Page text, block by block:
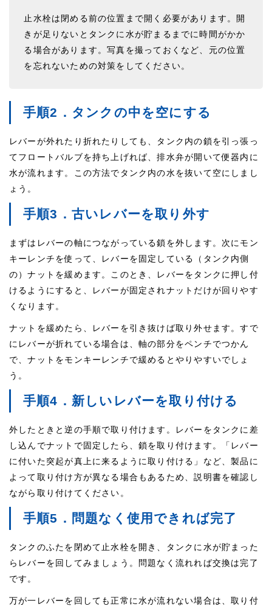
止水栓は閉める前の位置まで開く必要があります。開
きが足りないとタンクに水が貯まるまでに時間がかか
る場合があります。写真を撮っておくなど、元の位置
を忘れないための対策をしてください。
手順2．タンクの中を空にする
レバーが外れたり折れたりしても、タンク内の鎖を引っ張っ
てフロートバルブを持ち上げれば、排水弁が開いて便器内に
水が流れます。この方法でタンク内の水を抜いて空にしまし
ょう。
手順3．古いレバーを取り外す
まずはレバーの軸につながっている鎖を外します。次にモン
キーレンチを使って、レバーを固定している（タンク内側
の）ナットを緩めます。このとき、レバーをタンクに押し付
けるようにすると、レバーが固定されナットだけが回りやす
くなります。
ナットを緩めたら、レバーを引き抜けば取り外せます。すで
にレバーが折れている場合は、軸の部分をペンチでつかん
で、ナットをモンキーレンチで緩めるとやりやすいでしょ
う。
手順4．新しいレバーを取り付ける
外したときと逆の手順で取り付けます。レバーをタンクに差
し込んでナットで固定したら、鎖を取り付けます。「レバー
に付いた突起が真上に来るように取り付ける」など、製品に
よって取り付け方が異なる場合もあるため、説明書を確認し
ながら取り付けてください。
手順5．問題なく使用できれば完了
タンクのふたを閉めて止水栓を開き、タンクに水が貯まった
らレバーを回してみましょう。問題なく流れれば交換は完了
です。
万が一レバーを回しても正常に水が流れない場合は、取り付